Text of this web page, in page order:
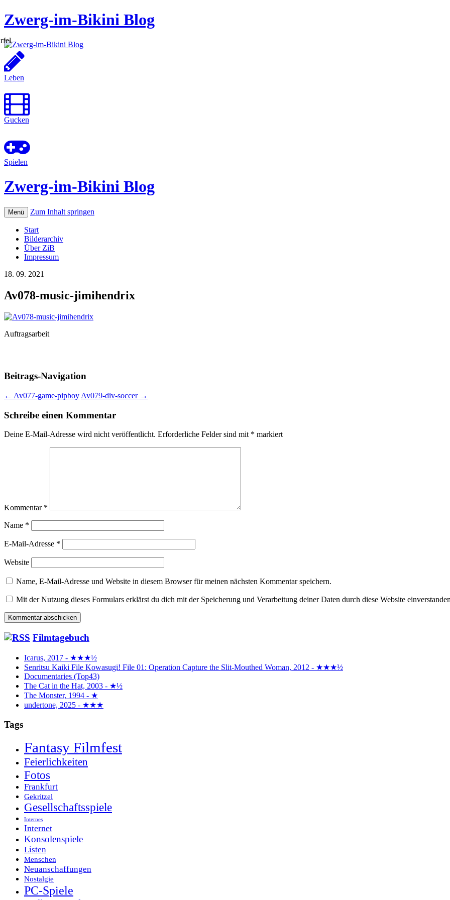
Zwerg-im-Bikini Blog
Leben
Gucken
Spielen
Zwerg-im-Bikini Blog
Menü Zum Inhalt springen
Start
Bilderarchiv
Über ZiB
Impressum
18. 09. 2021
Av078-music-jimihendrix
Auftragsarbeit
Beitrags-Navigation
← Av077-game-pipboy Av079-div-soccer →
Schreibe einen Kommentar
Deine E-Mail-Adresse wird nicht veröffentlicht. Erforderliche Felder sind mit * markiert
Kommentar *
Name *
E-Mail-Adresse *
Website
Name, E-Mail-Adresse und Website in diesem Browser für meinen nächsten Kommentar speichern.
Mit der Nutzung dieses Formulars erklärst du dich mit der Speicherung und Verarbeitung deiner Daten durch diese Website
Filmtagebuch
Icarus, 2017 - ★★★½
Senritsu Kaiki File Kowasugi! File 01: Operation Capture the Slit-Mouthed Woman, 2012 - ★★★½
Documentaries (Top43)
The Cat in the Hat, 2003 - ★½
The Monster, 1994 - ★
undertone, 2025 - ★★★
Tags
Fantasy Filmfest
Feierlichkeiten
Fotos
Frankfurt
Gekritzel
Gesellschaftsspiele
Internes
Internet
Konsolenspiele
Listen
Menschen
Neuanschaffungen
Nostalgie
PC-Spiele